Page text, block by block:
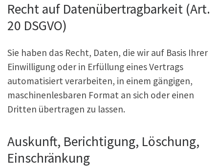
Recht auf Datenübertragbarkeit (Art.
20 DSGVO)
Sie haben das Recht, Daten, die wir auf Basis Ihrer
Einwilligung oder in Erfüllung eines Vertrags
automatisiert verarbeiten, in einem gängigen,
maschinenlesbaren Format an sich oder einen
Dritten übertragen zu lassen.
Auskunft, Berichtigung, Löschung,
Einschränkung